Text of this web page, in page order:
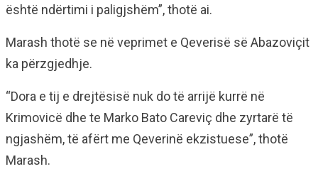
është ndërtimi i paligjshëm”, thotë ai.
Marash thotë se në veprimet e Qeverisë së Abazoviçit
ka përzgjedhje.
“Dora e tij e drejtësisë nuk do të arrijë kurrë në
Krimovicë dhe te Marko Bato Careviç dhe zyrtarë të
ngjashëm, të afërt me Qeverinë ekzistuese”, thotë
Marash.